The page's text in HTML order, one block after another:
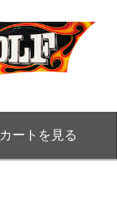
カートを見る